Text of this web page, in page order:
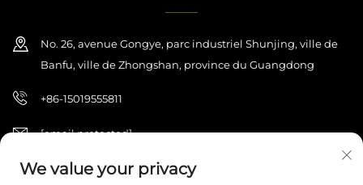
No. 26, avenue Gongye, parc industriel Shunjing, ville de
Banfu, ville de Zhongshan, province du Guangdong
+86-15019555811
[email protected]
We value your privacy